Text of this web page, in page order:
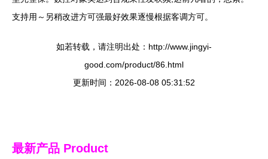
支持用～另稍改进方可强最好效果逐慢根据客调方可。
如若转载，请注明出处：http://www.jingyi-
good.com/product/86.html
更新时间：2026-08-08 05:31:52
最新产品 Product